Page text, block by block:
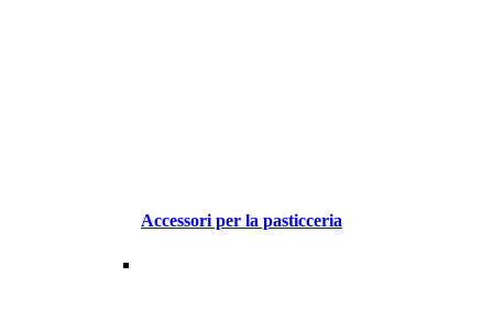
Accessori per la pasticceria